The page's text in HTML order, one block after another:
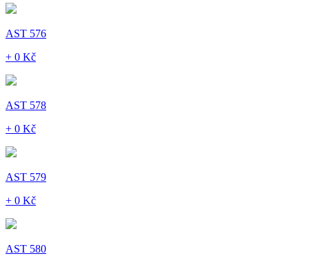
AST 576
+ 0 Kč
AST 578
+ 0 Kč
AST 579
+ 0 Kč
AST 580